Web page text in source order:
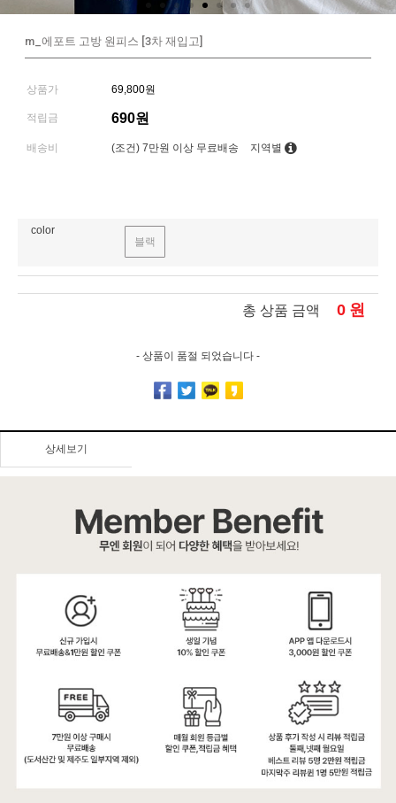
m_에포트 고방 원피스 [3차 재입고]
상품가 69,800원
적립금 690원
배송비 (조건) 7만원 이상 무료배송 지역별
color
블랙
총 상품 금액 0 원
- 상품이 품절 되었습니다 -
상세보기